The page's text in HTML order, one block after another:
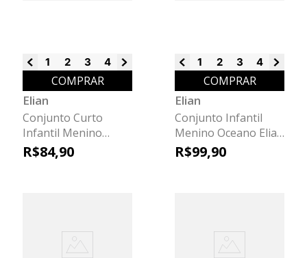
1 2 3 4 6
COMPRAR
Elian
Conjunto Curto
Infantil Menino
Futebol Elian
Amarelo
R$84,90
1 2 3 4 6
COMPRAR
Elian
Conjunto Infantil
Menino Oceano Elian
Azul
R$99,90